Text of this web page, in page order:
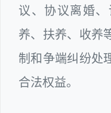
议、协议离婚
养、扶养、收养
制和争端纠纷处
合法权益。